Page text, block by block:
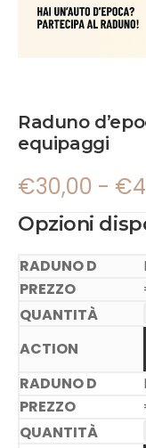
Raduno
equipaggi
€30,00 - €
Opzioni